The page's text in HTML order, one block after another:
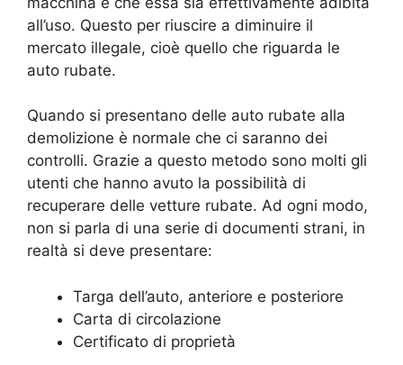
all’uso. Questo per riuscire a diminuire il
mercato illegale, cioè quello che riguarda le
auto rubate.
Quando si presentano delle auto rubate alla
demolizione è normale che ci saranno dei
controlli. Grazie a questo metodo sono molti gli
utenti che hanno avuto la possibilità di
recuperare delle vetture rubate. Ad ogni modo,
non si parla di una serie di documenti strani, in
realtà si deve presentare:
Targa dell’auto, anteriore e posteriore
Carta di circolazione
Certificato di proprietà